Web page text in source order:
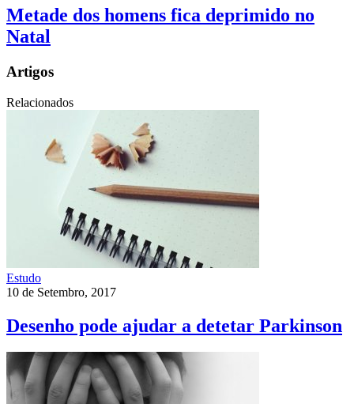
Metade dos homens fica deprimido no
Natal
Artigos
Relacionados
Estudo
10 de Setembro, 2017
Desenho pode ajudar a detetar Parkinson